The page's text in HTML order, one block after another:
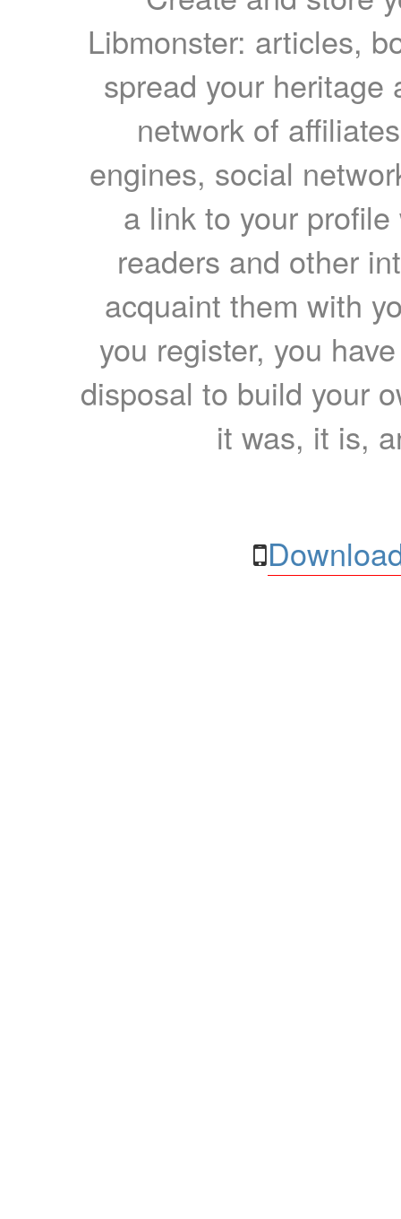
Libmonster: articles,
spread your heritage
network of
engines, social
a link to your
readers and other
acquaint them with
you register, you
disposal to build your
it was, it is,